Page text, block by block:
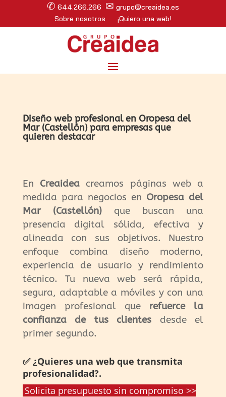
✆ 644.266.266 ✉ grupo@creaidea.es
Sobre nosotros
¡Quiero una web!
Diseño web profesional en Oropesa del
Mar (Castellón) para empresas que
quieren destacar
En Creaidea creamos páginas web a
medida para negocios en Oropesa del
Mar (Castellón)que buscan una
presencia digital sólida, efectiva y
alineada con sus objetivos. Nuestro
enfoque combina diseño moderno,
experiencia de usuario y rendimiento
técnico. Tu nueva web será rápida,
segura, adaptable a móviles y con una
imagen profesional que refuerce la
confianza de tus clientes desde el
primer segundo.
✅ ¿Quieres una web que transmita
profesionalidad?.
Solicita presupuesto sin compromiso >>